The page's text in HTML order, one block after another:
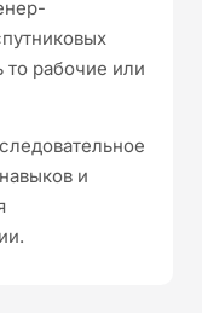
то рабочие или
и